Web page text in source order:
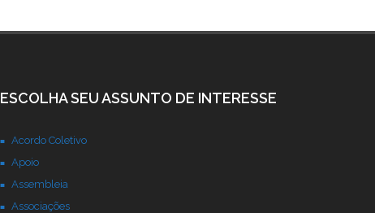
ESCOLHA SEU ASSUNTO DE INTERESSE
Acordo Coletivo
Apoio
Assembleia
Associações